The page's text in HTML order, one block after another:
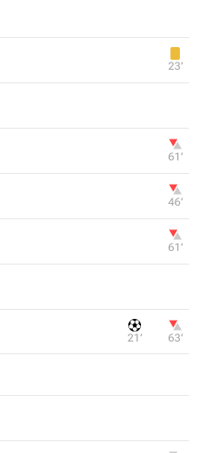
23‎’‎
61‎’‎
46‎’‎
61‎’‎
21‎’‎ 63‎’‎